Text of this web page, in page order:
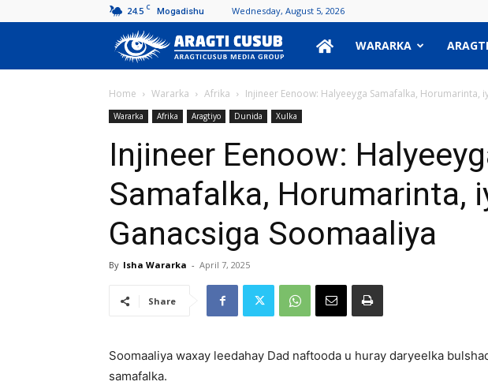
24.5 C Mogadishu Wednesday, August 5, 2026
Aragti
Cusub
WARARKA
Home Wararka Afrika Injineer Eenoow: Halyeeyga Samafalka, Horumarinta,
Wararka Afrika Aragtiyo Dunida Xulka
Injineer Eenoow:
Samafalka, Horumarinta,
Ganacsiga Soomaaliya
By Isha Wararka - April 7, 2025
Share
Soomaaliya waxay leedahay Dad naftooda u huray daryeelka
samafalka.